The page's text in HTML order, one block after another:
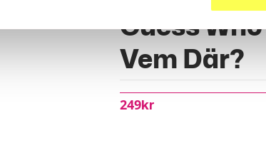
Guess Who
Vem Där?
249Kr